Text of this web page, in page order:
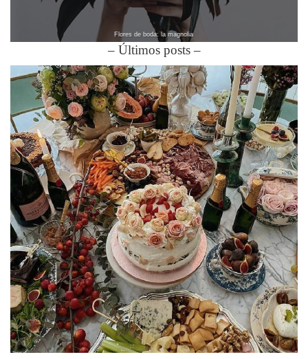
Flores de boda: la magnolia
– Últimos posts –